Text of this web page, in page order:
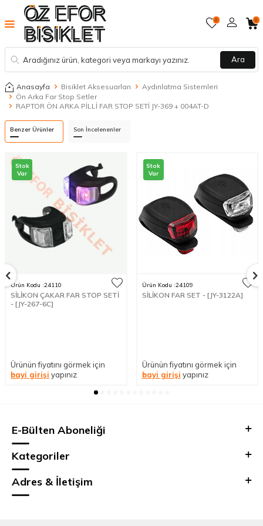
Ara
0 0
Anasayfa Bisiklet Aksesuarları
Aydınlatma Sistemleri
Ön Arka Far Stop Setler
RAPTOR ÖN ARKA PİLLİ FAR STOP SETİ JY-369 + 004AT-D
Benzer Ürünler Son İncelenenler
Stok
Var
Ürün Kodu :24110
SİLİKON ÇAKAR FAR STOP SETİ
- [JY-267-6C]
Ürünün fiyatını görmek için
bayi girişi yapınız
Stok
Var
Ürün Kodu :24109
SİLİKON FAR SET - [JY-3122A]
Ürünün fiyatını görmek için
bayi girişi yapınız
E-Bülten Aboneliği
Kategoriler
Adres & İletişim